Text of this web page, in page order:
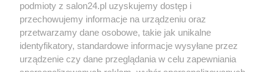
Społeczeństwo
Kultura
podmioty z salon24.pl uzyskujemy dostęp i
przechowujemy informacje na urządzeniu oraz
przetwarzamy dane osobowe, takie jak unikalne
identyfikatory, standardowe informacje wysyłane przez
urządzenie czy dane przeglądania w celu zapewniania